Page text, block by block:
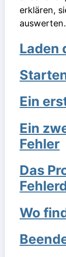
erklären,
auswerten.
Laden
Ein
Ein
Fehler
Das
Wo